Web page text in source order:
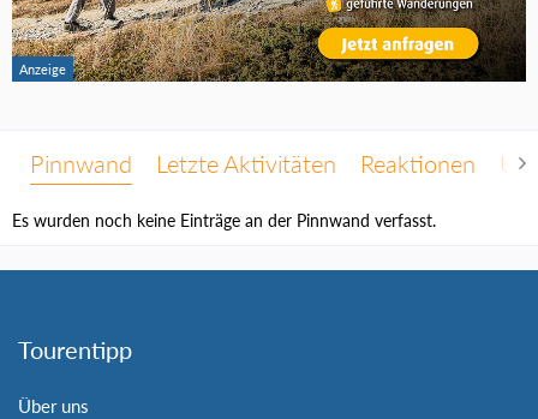
Pinnwand Letzte Aktivitäten Reaktionen
Es wurden noch keine Einträge an der Pinnwand verfasst.
Tourentipp
Über uns